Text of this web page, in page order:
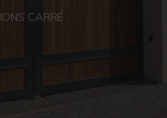
CARRÉ